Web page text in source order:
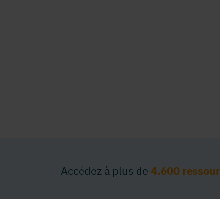
Accédez à plus de 4.600